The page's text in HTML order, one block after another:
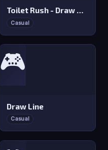
Toilet Rush - Draw Puzzle
Casual
🎮
Draw Line
Casual